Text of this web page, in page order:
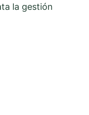
la gestión